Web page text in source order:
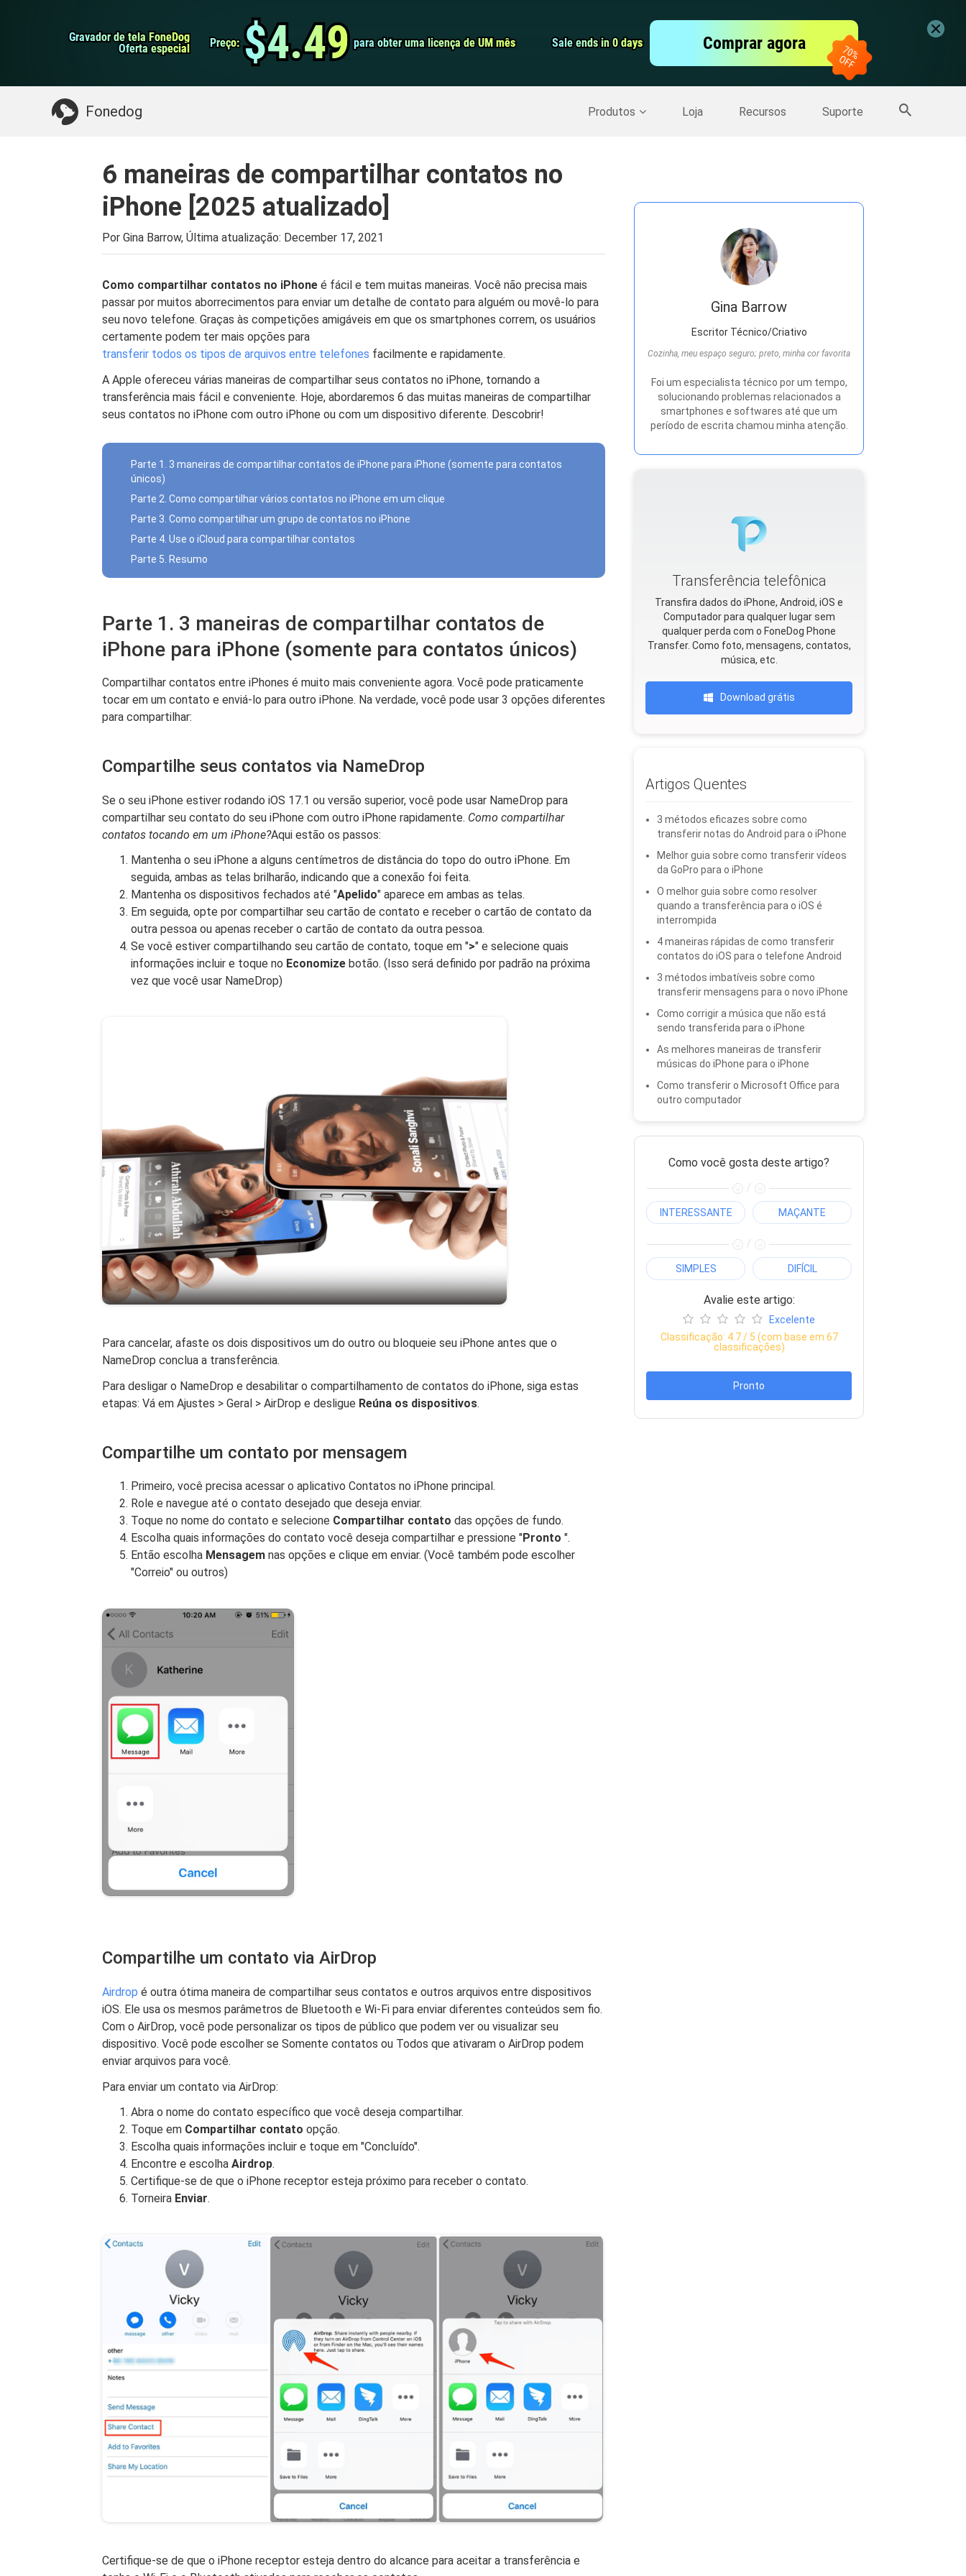
Gravador de tela FoneDog
Gravador de tela FoneDog
Oferta especial
Oferta especial Preço:
Preço: $4.49
$4.49 para obter uma licença de UM mês
para obter uma licença de UM mês Sale ends in 0 days
Sale ends in 0 days Comprar agora
Fonedog Produtos Loja Recursos Suporte
iPhone Cleaner Screen Recorder
Algo que você pode precisar: Backup do iPhone>> Mais Produtos
6 maneiras de compartilhar contatos no
iPhone [2025 atualizado]
Por Gina Barrow, Última atualização: December 17, 2021
Como compartilhar contatos no iPhone é fácil e tem muitas maneiras. Você não precisa mais
passar por muitos aborrecimentos para enviar um detalhe de contato para alguém ou movê-lo para
seu novo telefone. Graças às competições amigáveis ​​em que os smartphones correm, os usuários
certamente podem ter mais opções para
transferir todos os tipos de arquivos entre telefones facilmente e rapidamente.
A Apple ofereceu várias maneiras de compartilhar seus contatos no iPhone, tornando a
transferência mais fácil e conveniente. Hoje, abordaremos 6 das muitas maneiras de compartilhar
seus contatos no iPhone com outro iPhone ou com um dispositivo diferente. Descobrir!
Parte 1. 3 maneiras de compartilhar contatos de iPhone para iPhone (somente para contatos
únicos)
Parte 2. Como compartilhar vários contatos no iPhone em um clique
Parte 3. Como compartilhar um grupo de contatos no iPhone
Parte 4. Use o iCloud para compartilhar contatos
Parte 5. Resumo
Parte 1. 3 maneiras de compartilhar contatos de
iPhone para iPhone (somente para contatos únicos)
Compartilhar contatos entre iPhones é muito mais conveniente agora. Você pode praticamente
tocar em um contato e enviá-lo para outro iPhone. Na verdade, você pode usar 3 opções diferentes
para compartilhar:
Compartilhe seus contatos via NameDrop
Se o seu iPhone estiver rodando iOS 17.1 ou versão superior, você pode usar NameDrop para
compartilhar seu contato do seu iPhone com outro iPhone rapidamente. Como compartilhar
contatos tocando em um iPhone?Aqui estão os passos:
Mantenha o seu iPhone a alguns centímetros de distância do topo do outro iPhone. Em
seguida, ambas as telas brilharão, indicando que a conexão foi feita.
Mantenha os dispositivos fechados até "Apelido" aparece em ambas as telas.
Em seguida, opte por compartilhar seu cartão de contato e receber o cartão de contato da
outra pessoa ou apenas receber o cartão de contato da outra pessoa.
Se você estiver compartilhando seu cartão de contato, toque em ">" e selecione quais
informações incluir e toque no Economize botão. (Isso será definido por padrão na próxima
vez que você usar NameDrop)
Para cancelar, afaste os dois dispositivos um do outro ou bloqueie seu iPhone antes que o
NameDrop conclua a transferência.
Para desligar o NameDrop e desabilitar o compartilhamento de contatos do iPhone, siga estas
etapas: Vá em Ajustes > Geral > AirDrop e desligue Reúna os dispositivos.
Compartilhe um contato por mensagem
Primeiro, você precisa acessar o aplicativo Contatos no iPhone principal.
Role e navegue até o contato desejado que deseja enviar.
Toque no nome do contato e selecione Compartilhar contato das opções de fundo.
Escolha quais informações do contato você deseja compartilhar e pressione "Pronto ".
Então escolha Mensagem nas opções e clique em enviar. (Você também pode escolher
"Correio" ou outros)
Compartilhe um contato via AirDrop
Airdrop é outra ótima maneira de compartilhar seus contatos e outros arquivos entre dispositivos
iOS. Ele usa os mesmos parâmetros de Bluetooth e Wi-Fi para enviar diferentes conteúdos sem fio.
Com o AirDrop, você pode personalizar os tipos de público que podem ver ou visualizar seu
dispositivo. Você pode escolher se Somente contatos ou Todos que ativaram o AirDrop podem
enviar arquivos para você.
Para enviar um contato via AirDrop:
Abra o nome do contato específico que você deseja compartilhar.
Toque em Compartilhar contato opção.
Escolha quais informações incluir e toque em "Concluído".
Encontre e escolha Airdrop.
Certifique-se de que o iPhone receptor esteja próximo para receber o contato.
Torneira Enviar.
Certifique-se de que o iPhone receptor esteja dentro do alcance para aceitar a transferência e
Gina Barrow
Escritor Técnico/Criativo
Cozinha, meu espaço seguro; preto, minha cor favorita
Foi um especialista técnico por um tempo,
solucionando problemas relacionados a
smartphones e softwares até que um
período de escrita chamou minha atenção.
Transferência telefônica
Transfira dados do iPhone, Android, iOS e
Computador para qualquer lugar sem
qualquer perda com o FoneDog Phone
Transfer. Como foto, mensagens, contatos,
música, etc.
Download grátis
Artigos Quentes
3 métodos eficazes sobre como
transferir notas do Android para o iPhone
Melhor guia sobre como transferir vídeos
da GoPro para o iPhone
O melhor guia sobre como resolver
quando a transferência para o iOS é
interrompida
4 maneiras rápidas de como transferir
contatos do iOS para o telefone Android
3 métodos imbatíveis sobre como
transferir mensagens para o novo iPhone
Como corrigir a música que não está
sendo transferida para o iPhone
As melhores maneiras de transferir
músicas do iPhone para o iPhone
Como transferir o Microsoft Office para
outro computador
Como você gosta deste artigo?
/
INTERESSANTE MAÇANTE
/
SIMPLES DIFÍCIL
Avalie este artigo:
Excelente
Classificação: 4.7/ 5 (com base em 67
classificações)
Pronto